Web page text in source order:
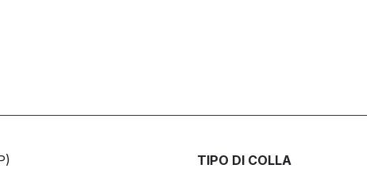
TIPO DI COLLA